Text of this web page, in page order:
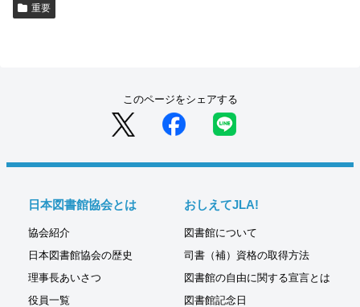
重要
このページをシェアする
日本図書館協会とは
協会紹介
日本図書館協会の歴史
理事長あいさつ
役員一覧
おしえてJLA!
図書館について
司書（補）資格の取得方法
図書館の自由に関する宣言とは
図書館記念日